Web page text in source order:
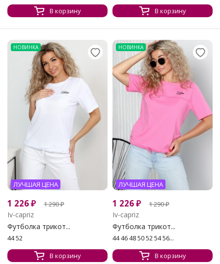
В корзину В корзину
НОВИНКА
ЛУЧШАЯ ЦЕНА
1 226₽ 1 290₽
Iv-capriz
Футболка трикот...
44 52
В корзину
НОВИНКА
ЛУЧШАЯ ЦЕНА
1 226₽ 1 290₽
Iv-capriz
Футболка трикот...
44 46 48 50 52 54 56...
В корзину